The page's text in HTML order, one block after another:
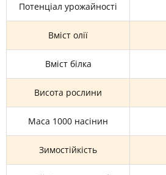
Потенціал урожайності
Вміст олії
Вміст білка
Висота рослини
Маса 1000 насінин
Зимостійкість